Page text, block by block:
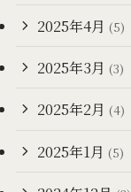
2025年4月 (5)
2025年3月 (3)
2025年2月 (4)
2025年1月 (5)